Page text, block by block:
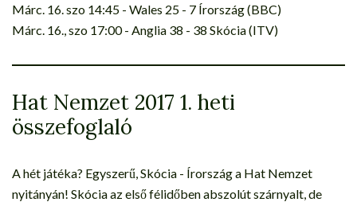
Márc. 16. szo 14:45 - Wales 25 - 7 Írország (BBC)
Márc. 16., szo 17:00 - Anglia 38 - 38 Skócia (ITV)
Hat Nemzet 2017 1. heti
összefoglaló
A hét játéka? Egyszerű, Skócia - Írország a Hat Nemzet
nyitányán! Skócia az első félidőben abszolút szárnyalt, de